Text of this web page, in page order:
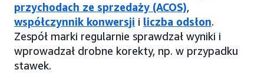
przychodach ze sprzedaży (ACOS),
współczynnik konwersji i liczba odsłon.
Zespół marki regularnie sprawdzał wyniki i
wprowadzał drobne korekty, np. w przypadku
stawek.